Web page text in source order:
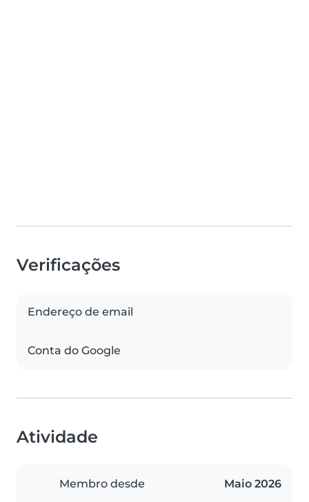
Verificações
Endereço de email
Conta do Google
Atividade
Membro desde Maio 2026